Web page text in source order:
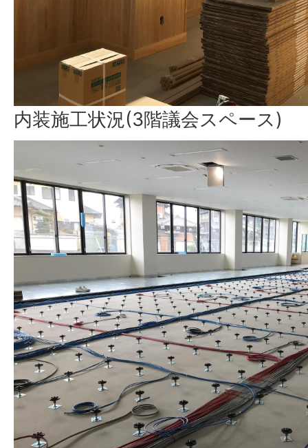
内装施工状況(3階議会スペース)